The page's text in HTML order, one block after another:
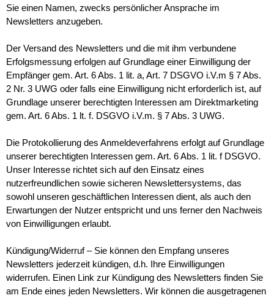
Sie einen Namen, zwecks persönlicher Ansprache im
Newsletters anzugeben.
Der Versand des Newsletters und die mit ihm verbundene
Erfolgsmessung erfolgen auf Grundlage einer Einwilligung der
Empfänger gem. Art. 6 Abs. 1 lit. a, Art. 7 DSGVO i.V.m § 7 Abs.
2 Nr. 3 UWG oder falls eine Einwilligung nicht erforderlich ist, auf
Grundlage unserer berechtigten Interessen am Direktmarketing
gem. Art. 6 Abs. 1 lt. f. DSGVO i.V.m. § 7 Abs. 3 UWG.
Die Protokollierung des Anmeldeverfahrens erfolgt auf Grundlage
unserer berechtigten Interessen gem. Art. 6 Abs. 1 lit. f DSGVO.
Unser Interesse richtet sich auf den Einsatz eines
nutzerfreundlichen sowie sicheren Newslettersystems, das
sowohl unseren geschäftlichen Interessen dient, als auch den
Erwartungen der Nutzer entspricht und uns ferner den Nachweis
von Einwilligungen erlaubt.
Kündigung/Widerruf – Sie können den Empfang unseres
Newsletters jederzeit kündigen, d.h. Ihre Einwilligungen
widerrufen. Einen Link zur Kündigung des Newsletters finden Sie
am Ende eines jeden Newsletters. Wir können die ausgetragenen